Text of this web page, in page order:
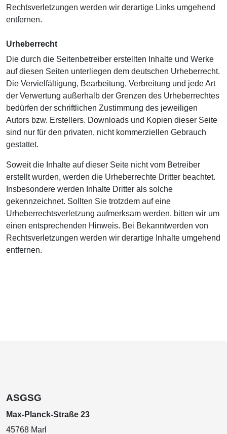
Rechtsverletzungen werden wir derartige Links umgehend
entfernen.
Urheberrecht
Die durch die Seitenbetreiber erstellten Inhalte und Werke
auf diesen Seiten unterliegen dem deutschen Urheberrecht.
Die Vervielfältigung, Bearbeitung, Verbreitung und jede Art
der Verwertung außerhalb der Grenzen des Urheberrechtes
bedürfen der schriftlichen Zustimmung des jeweiligen
Autors bzw. Erstellers. Downloads und Kopien dieser Seite
sind nur für den privaten, nicht kommerziellen Gebrauch
gestattet.
Soweit die Inhalte auf dieser Seite nicht vom Betreiber
erstellt wurden, werden die Urheberrechte Dritter beachtet.
Insbesondere werden Inhalte Dritter als solche
gekennzeichnet. Sollten Sie trotzdem auf eine
Urheberrechtsverletzung aufmerksam werden, bitten wir um
einen entsprechenden Hinweis. Bei Bekanntwerden von
Rechtsverletzungen werden wir derartige Inhalte umgehend
entfernen.
ASGSG
Max-Planck-Straße 23
45768 Marl